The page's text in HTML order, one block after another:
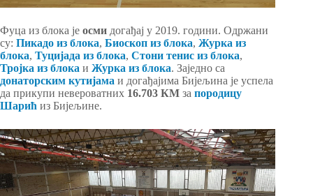
Фуца из блока је осми догађај у 2019. години. Одржани
су: Пикадо из блока, Биоскоп из блока, Журка из
блока, Туцијада из блока, Стони тенис из блока,
Тројка из блока и Журка из блока. Заједно са
донаторским кутијама и догађајима Бијељина је успела
да прикупи невероватних 16.703 КМ за породицу
Шарић из Бијељине.